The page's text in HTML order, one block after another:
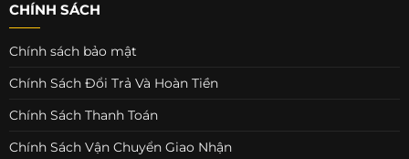
CHÍNH SÁCH
Chính sách bảo mật
Chính Sách Đổi Trả Và Hoàn Tiền
Chính Sách Thanh Toán
Chính Sách Vận Chuyển Giao Nhận